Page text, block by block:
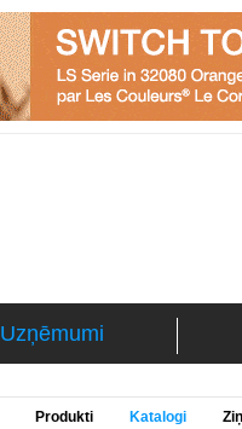
Uzņēmumi
Produkti Katalogi